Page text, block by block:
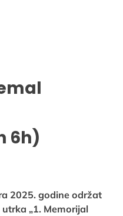
6h)
2025. godine održat
„1. Memorijal